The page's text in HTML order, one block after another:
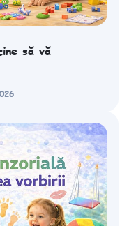
să vă